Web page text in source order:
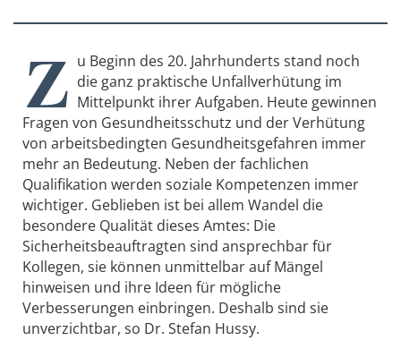
Z u Beginn des 20. Jahrhunderts stand noch
die ganz praktische Unfallverhütung im
Mittelpunkt ihrer Aufgaben. Heute gewinnen
Fragen von Gesundheitsschutz und der Verhütung
von arbeitsbedingten Gesundheitsgefahren immer
mehr an Bedeutung. Neben der fachlichen
Qualifikation werden soziale Kompetenzen immer
wichtiger. Geblieben ist bei allem Wandel die
besondere Qualität dieses Amtes: Die
Sicherheitsbeauftragten sind ansprechbar für
Kollegen, sie können unmittelbar auf Mängel
hinweisen und ihre Ideen für mögliche
Verbesserungen einbringen. Deshalb sind sie
unverzichtbar, so Dr. Stefan Hussy.